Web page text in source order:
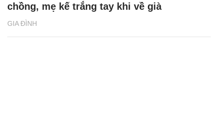
GIA ĐÌNH
chồng, mẹ kế trắng tay khi về già